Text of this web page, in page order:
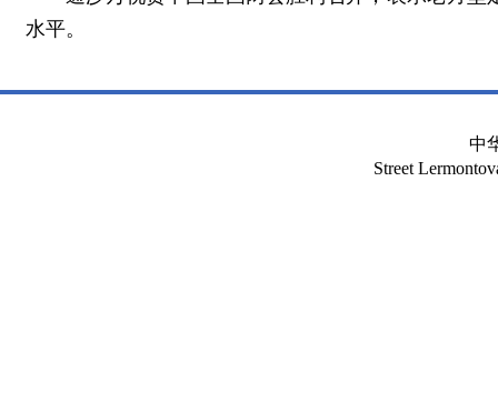
水平。
中
Street